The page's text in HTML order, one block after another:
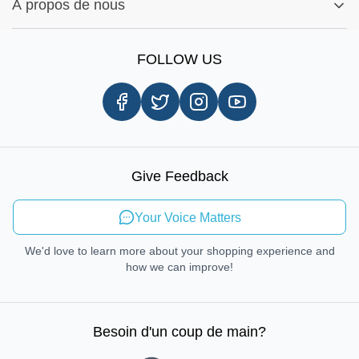
Signaler un bug
Information sur l'expédition
Livraison le jour même
Procédures d'enlèvement en magasin
À propos de nous
Envoyer des commentaires
FOLLOW US
Give Feedback
Your Voice Matters
We'd love to learn more about your shopping experience and
how we can improve!
Besoin d'un coup de main?